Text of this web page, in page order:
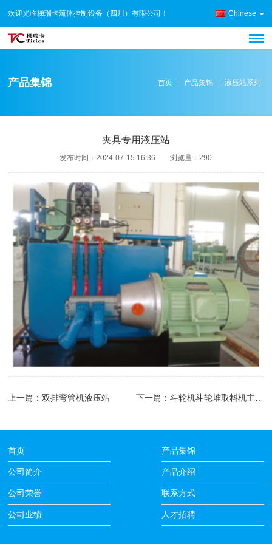
欢迎光临梯瑞卡流体控制设备（四川）有限公司！ Chinese
产品集锦 首页 | 产品集锦 | 液压站系列
夹具专用液压站
发布时间：2024-07-15 16:36 浏览量：290
上一篇：双排弯管机液压站 下一篇： 斗轮机斗轮堆取料机主机俯仰液压系统
首页
公司简介
公司荣誉
公司业绩
产品集锦
产品介绍
联系方式
人才招聘